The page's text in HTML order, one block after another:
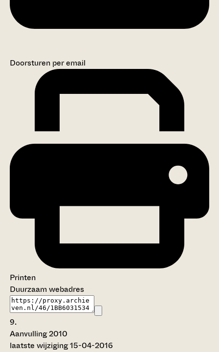
Doorsturen per email
Printen
Duurzaam webadres
9.
Aanvulling 2010
laatste wijziging 15-04-2016